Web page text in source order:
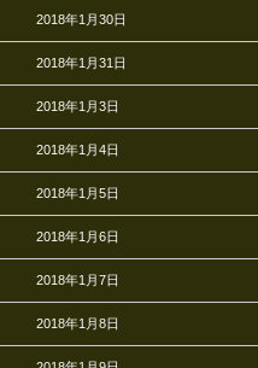
2018年1月30日
2018年1月31日
2018年1月3日
2018年1月4日
2018年1月5日
2018年1月6日
2018年1月7日
2018年1月8日